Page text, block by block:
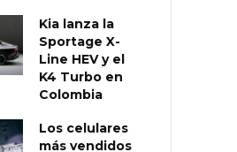
Kia lanza la
Sportage X-
Line HEV y el
K4 Turbo en
Colombia
Los celulares
más vendidos